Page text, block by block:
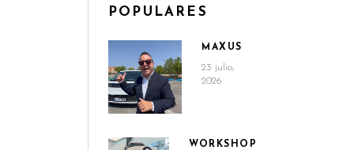
POPULARES
MAXUS
23 julio,
2026
WORKSHOP